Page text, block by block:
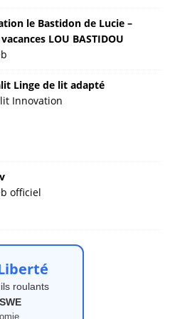
le Bastidon de Lucie –
LOU BASTIDOU
Linge de lit adapté
Innovation
officiel
roulants